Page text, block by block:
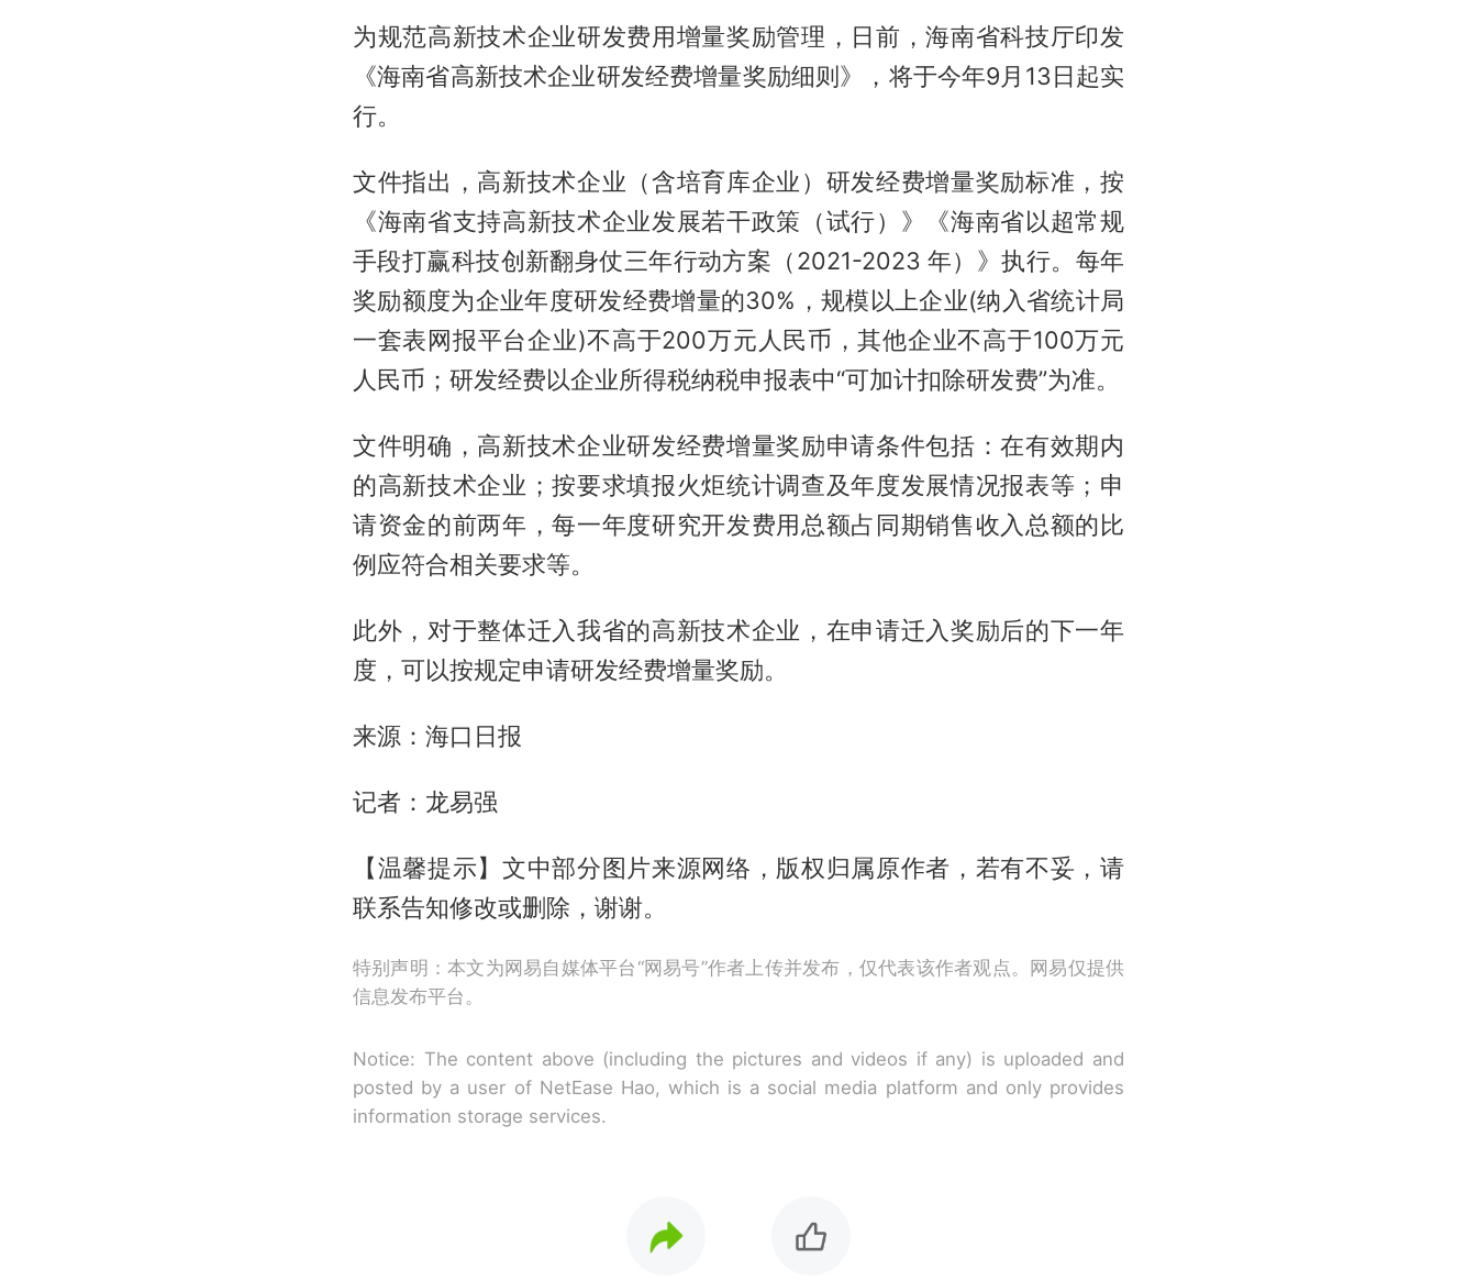
为规范高新技术企业研发费用增量奖励管理，日前，海南省科技厅印发
《海南省高新技术企业研发经费增量奖励细则》，将于今年9月13日起实
行。
文件指出，高新技术企业（含培育库企业）研发经费增量奖励标准，按
《海南省支持高新技术企业发展若干政策（试行）》《海南省以超常规
手段打赢科技创新翻身仗三年行动方案（2021-2023 年）》执行。每年
奖励额度为企业年度研发经费增量的30%，规模以上企业(纳入省统计局
一套表网报平台企业)不高于200万元人民币，其他企业不高于100万元
人民币；研发经费以企业所得税纳税申报表中“可加计扣除研发费”为准。
文件明确，高新技术企业研发经费增量奖励申请条件包括：在有效期内
的高新技术企业；按要求填报火炬统计调查及年度发展情况报表等；申
请资金的前两年，每一年度研究开发费用总额占同期销售收入总额的比
例应符合相关要求等。
此外，对于整体迁入我省的高新技术企业，在申请迁入奖励后的下一年
度，可以按规定申请研发经费增量奖励。
来源：海口日报
记者：龙易强
【温馨提示】文中部分图片来源网络，版权归属原作者，若有不妥，请
联系告知修改或删除，谢谢。
特别声明：本文为网易自媒体平台“网易号”作者上传并发布，仅代表该作者观点。网易仅提供
信息发布平台。
Notice: The content above (including the pictures and videos if any) is uploaded and
posted by a user of NetEase Hao, which is a social media platform and only provides
information storage services.